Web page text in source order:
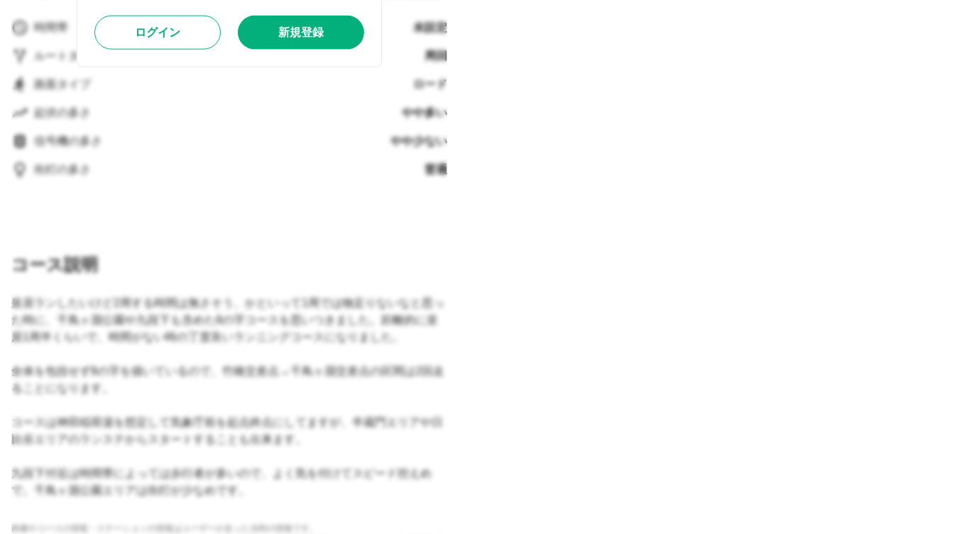
時間帯 未設定
ルートタイプ 周回
路面タイプ ロード
起伏の多さ やや多い
信号機の多さ やや少ない
街灯の多さ 普通
コース説明
皇居ランしたいけど2周する時間は無さそう、かといって1周では物足りないなと思っ
た時に、千鳥ヶ淵公園や九段下も含めた8の字コースを思いつきました。距離的に皇
居1周半くらいで、時間がない時の丁度良いランニングコースになりました。
全体を包括せず8の字を描いているので、竹橋交差点→千鳥ヶ淵交差点の区間は2回走
ることになります。
コースは神田稲荷湯を想定して気象庁前を起点終点にしてますが、半蔵門エリアや日
比谷エリアのランステからスタートすることも出来ます。
九段下付近は時間帯によっては歩行者が多いので、よく気を付けてスピード控えめ
で。千鳥ヶ淵公園エリアは街灯が少なめです。
画像やコースの情報・ステーションの情報はユーザーが走った当時の情報です。
ログイン 新規登録